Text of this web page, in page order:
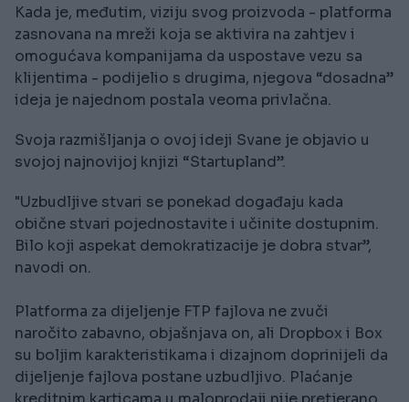
Kada je, međutim, viziju svog proizvoda - platforma
zasnovana na mreži koja se aktivira na zahtjev i
omogućava kompanijama da uspostave vezu sa
klijentima - podijelio s drugima, njegova “dosadna”
ideja je najednom postala veoma privlačna.
Svoja razmišljanja o ovoj ideji Svane je objavio u
svojoj najnovijoj knjizi “Startupland”.
"Uzbudljive stvari se ponekad događaju kada
obične stvari pojednostavite i učinite dostupnim.
Bilo koji aspekat demokratizacije je dobra stvar”,
navodi on.
Platforma za dijeljenje FTP fajlova ne zvuči
naročito zabavno, objašnjava on, ali Dropbox i Box
su boljim karakteristikama i dizajnom doprinijeli da
dijeljenje fajlova postane uzbudljivo. Plaćanje